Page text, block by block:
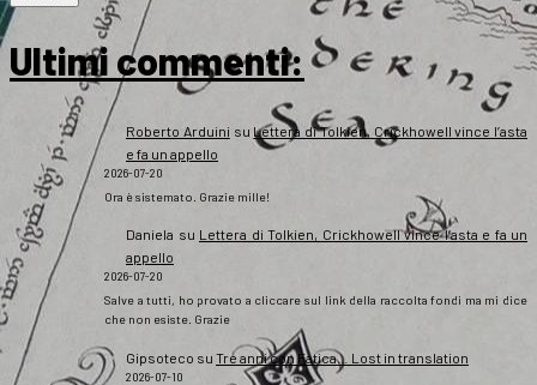
Ultimi commenti:
Roberto Arduini suLettera di Tolkien, Crickhowell vince l’asta
e fa un appello
2026-07-20
Ora è sistemato. Grazie mille!
Daniela su Lettera di Tolkien, Crickhowell vince l’asta e fa un
appello
2026-07-20
Salve a tutti, ho provato a cliccare sul link della raccolta fondi ma mi dice
che non esiste. Grazie
Gipsoteco su Tre anni con Fatica… Lost in translation
2026-07-10